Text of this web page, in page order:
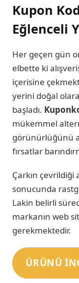
Kupon
Eğlenceli
Her geçen gün
elbette ki
içerisine
yerini doğal
başladı.
mükemmel
görünürlüğünü
fırsatlar
Çarkın çevrildiği
sonucunda
Lakin belirli
markanın web
gerekmektedir.
ÜRÜNÜ